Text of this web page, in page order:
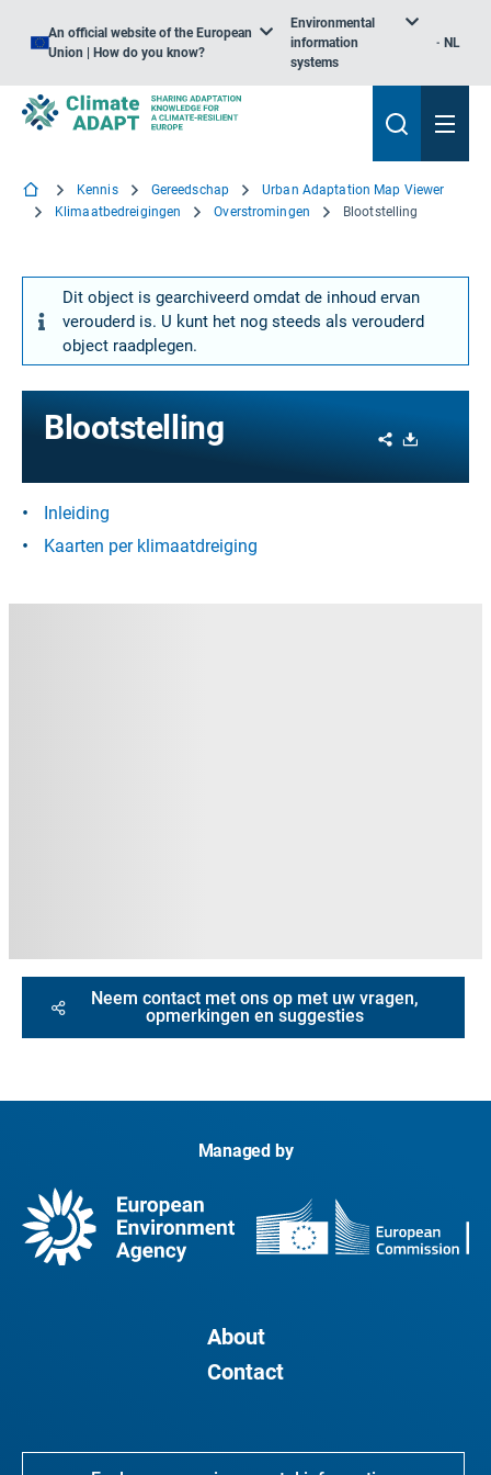
An official website of the European
Union | How do you know?
Environmental
information
systems
NL
Kennis Gereedschap
Urban Adaptation Map Viewer
Klimaatbedreigingen
Overstromingen Blootstelling
Dit object is gearchiveerd omdat de inhoud ervan
verouderd is. U kunt het nog steeds als verouderd
object raadplegen.
Blootstelling Share
Inleiding
Kaarten per klimaatdreiging
Neem contact met ons op met uw vragen,
opmerkingen en suggesties
Managed by
About
Contact